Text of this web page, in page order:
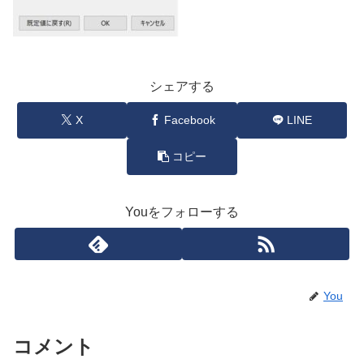
シェアする
X Facebook LINE
コピー
Youをフォローする
You
コメント